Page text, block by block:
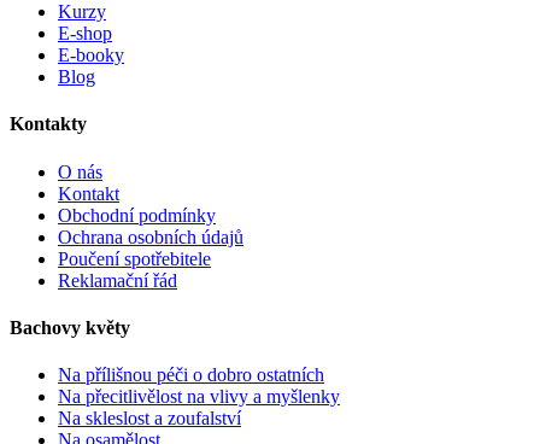
Kurzy
E-shop
E-booky
Blog
Kontakty
O nás
Kontakt
Obchodní podmínky
Ochrana osobních údajů
Poučení spotřebitele
Reklamační řád
Bachovy květy
Na přílišnou péči o dobro ostatních
Na přecitlivělost na vlivy a myšlenky
Na skleslost a zoufalství
Na osamělost